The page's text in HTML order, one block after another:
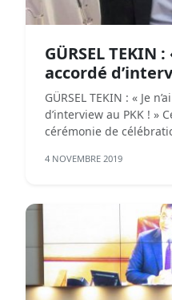
GÜRSEL TEKIN
accordé
GÜRSEL TEKIN : « Je
d’interview au PKK ! »
cérémonie de
4 NOVEMBRE 2019